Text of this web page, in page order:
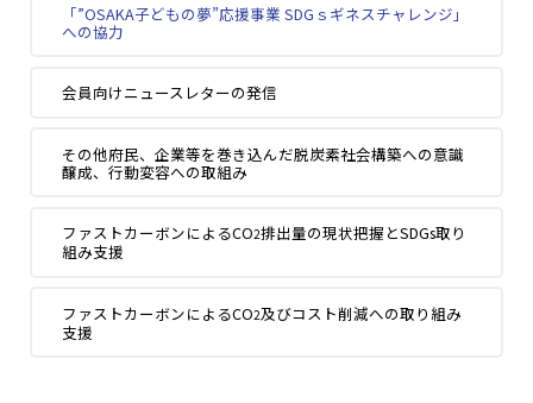
「”OSAKA子どもの夢”応援事業 SDGｓギネスチャレンジ」
への協力
会員向けニュースレターの発信
その他府民、企業等を巻き込んだ脱炭素社会構築への意識
醸成、行動変容への取組み
ファストカーボンによるCO2排出量の現状把握とSDGs取り
組み支援
ファストカーボンによるCO2及びコスト削減への取り組み
支援